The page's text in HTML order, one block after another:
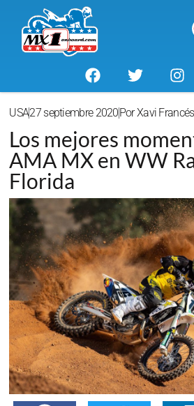
USA27 septiembre 2020 PorXavi
Los mejores
AMA MX en WW
Florida